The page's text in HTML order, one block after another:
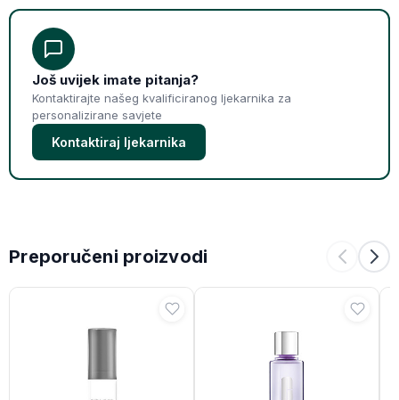
Još uvijek imate pitanja?
Kontaktirajte našeg kvalificiranog ljekarnika za
personalizirane savjete
Kontaktiraj ljekarnika
Preporučeni proizvodi